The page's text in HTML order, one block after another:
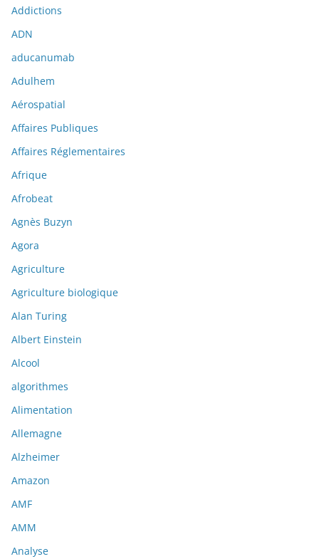
Addictions
ADN
aducanumab
Adulhem
Aérospatial
Affaires Publiques
Affaires Réglementaires
Afrique
Afrobeat
Agnès Buzyn
Agora
Agriculture
Agriculture biologique
Alan Turing
Albert Einstein
Alcool
algorithmes
Alimentation
Allemagne
Alzheimer
Amazon
AMF
AMM
Analyse